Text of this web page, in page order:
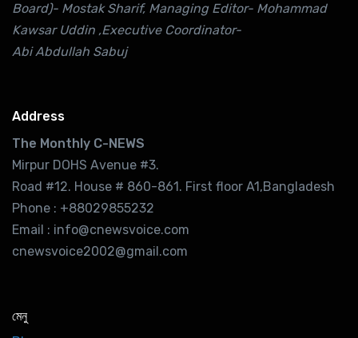
Board)- Mostak Sharif, Managing Editor- Mohammad
Kawsar Uddin ,Executive Coordinator-
Abi Abdullah Sabuj
Address
The Monthly C-NEWS
Mirpur DOHS Avenue #3.
Road #12. House # 860-861. First floor A1,Bangladesh
Phone : +88029855232
Email : info@cnewsvoice.com
cnewsvoice2002@gmail.com
মেনু